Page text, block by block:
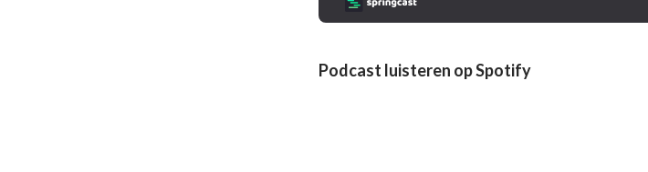
Podcast luisteren op Spotify